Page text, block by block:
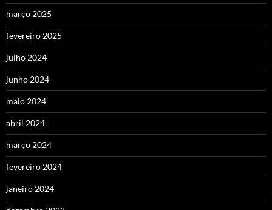
março 2025
fevereiro 2025
julho 2024
junho 2024
maio 2024
abril 2024
março 2024
fevereiro 2024
janeiro 2024